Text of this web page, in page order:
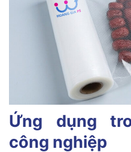
Ứng dụng
công nghiệp